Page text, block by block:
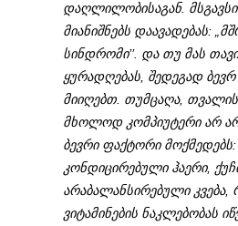
დაღლილობისაგან. მსგავსი
მიანიშნებს დაავადებას:
სინდრომი’’. და თუ მას
ყურადღებას, შედეგად ბევრ
მიიღებთ. თუმცაღა, თვალის
მხოლოდ კომპიუტერი არ
ბევრი ფაქტორი
კონდიცირებული ჰაერი,
არაბალანსირებული
ვიტამინების ნაკლებობას